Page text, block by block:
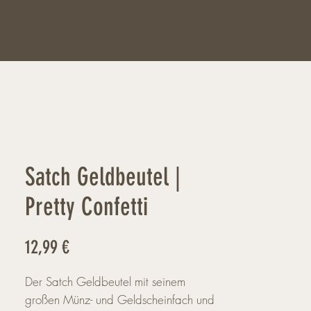
Satch Geldbeutel |
Pretty Confetti
12,99 €Preis
Der Satch Geldbeutel mit seinem
großen Münz- und Geldscheinfach und